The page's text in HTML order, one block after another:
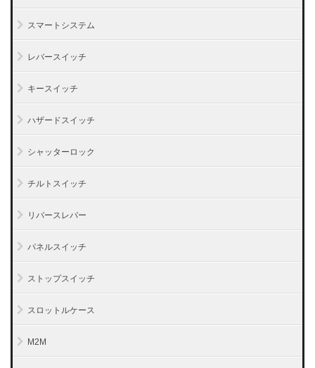
スマートシステム
レバースイッチ
キースイッチ
ハザードスイッチ
シャッターロック
チルトスイッチ
リバースレバー
パネルスイッチ
ストップスイッチ
スロットルケース
M2M